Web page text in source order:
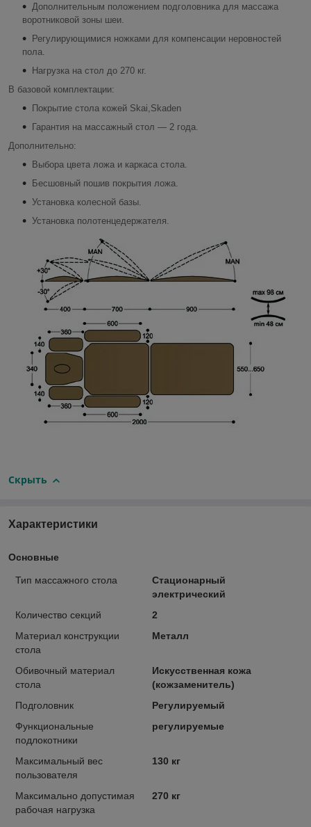
Дополнительным положением подголовника для массажа
воротниковой зоны шеи.
Регулирующимися ножками для компенсации неровностей
пола.
Нагрузка на стол до 270 кг.
В базовой комплектации:
Покрытие стола кожей Skai,Skaden
Гарантия на массажный стол — 2 года.
Дополнительно:
Выбора цвета ложа и каркаса стола.
Бесшовный пошив покрытия ложа.
Установка колесной базы.
Установка полотенцедержателя.
Скрыть
Характеристики
Основные
Тип массажного стола
Стационарный
электрический
Количество секций
2
Материал конструкции
стола
Металл
Обивочный материал
стола
Искусственная кожа
(кожзаменитель)
Подголовник
Регулируемый
Функциональные
подлокотники
регулируемые
Максимальный вес
пользователя
130 кг
Максимально допустимая
рабочая нагрузка
270 кг